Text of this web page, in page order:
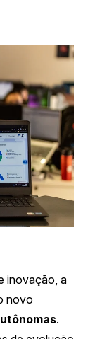
inovação, a
novo
.